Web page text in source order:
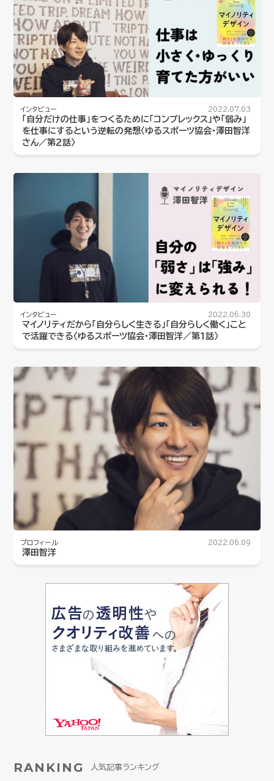
インタビュー 2022.07.03
「自分だけの仕事」をつくるために「コンプレックス」や「弱み」
を仕事にするという逆転の発想〈ゆるスポーツ協会・澤田智洋
さん／第２話〉
インタビュー 2022.06.30
マイノリティだから「自分らしく生きる」「自分らしく働く」こと
で活躍できる〈ゆるスポーツ協会・澤田智洋／第１話〉
プロフィール 2022.06.09
澤田智洋
RANKING 人気記事ランキング